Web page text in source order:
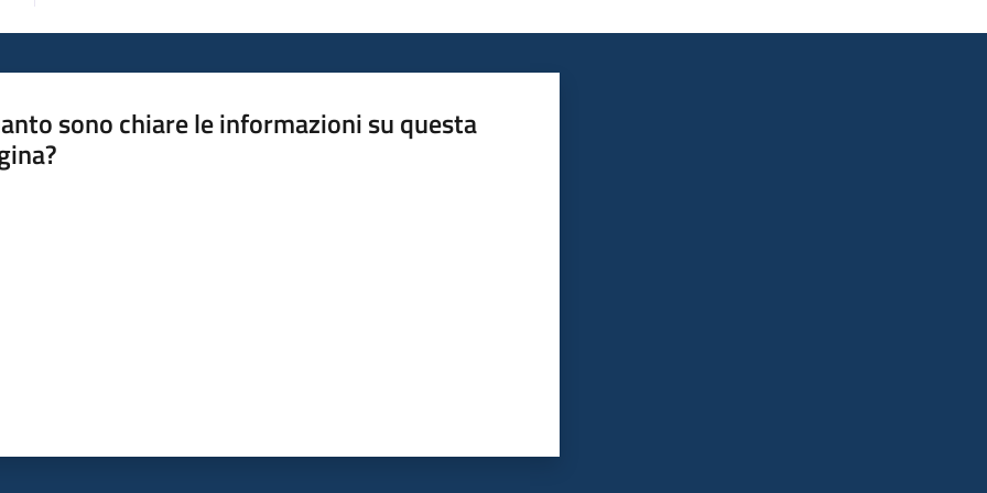
sono chiare le informazioni su questa